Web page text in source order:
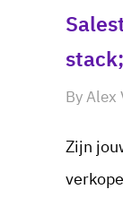
ByAlex
Zijn